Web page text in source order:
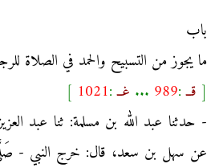
باب
ما يجوز من التسبيح والحمد في الصلاة
[ قــ:
989
... غــ:
1021
]
- حدثنا عبد الله بن مسلمة: ثنا عبد
عن سهل بن سعد، قال: خرج النبي -